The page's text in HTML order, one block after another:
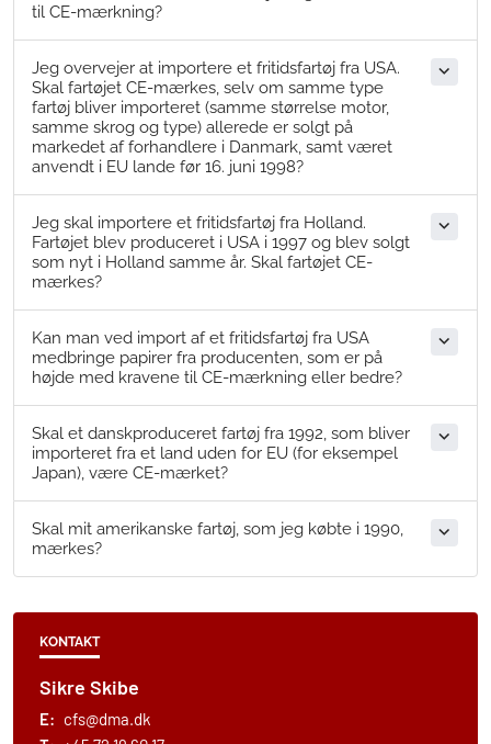
til CE-mærkning?
Jeg overvejer at importere et fritidsfartøj fra USA.
Skal fartøjet CE-mærkes, selv om samme type
fartøj bliver importeret (samme størrelse motor,
samme skrog og type) allerede er solgt på
markedet af forhandlere i Danmark, samt været
anvendt i EU lande før 16. juni 1998?
Jeg skal importere et fritidsfartøj fra Holland.
Fartøjet blev produceret i USA i 1997 og blev solgt
som nyt i Holland samme år. Skal fartøjet CE-
mærkes?
Kan man ved import af et fritidsfartøj fra USA
medbringe papirer fra producenten, som er på
højde med kravene til CE-mærkning eller bedre?
Skal et danskproduceret fartøj fra 1992, som bliver
importeret fra et land uden for EU (for eksempel
Japan), være CE-mærket?
Skal mit amerikanske fartøj, som jeg købte i 1990,
mærkes?
KONTAKT
Sikre Skibe
E: cfs@dma.dk